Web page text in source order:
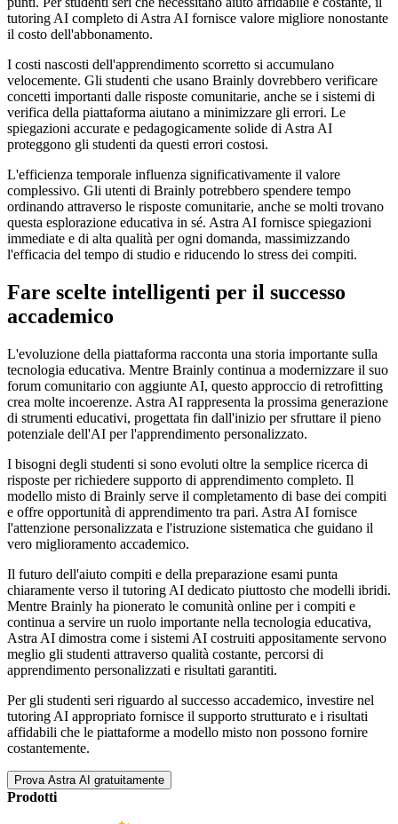
tutoring AI completo di Astra AI fornisce valore migliore nonostante
il costo dell'abbonamento.
I costi nascosti dell'apprendimento scorretto si accumulano
velocemente. Gli studenti che usano Brainly dovrebbero verificare
concetti importanti dalle risposte comunitarie, anche se i sistemi di
verifica della piattaforma aiutano a minimizzare gli errori. Le
spiegazioni accurate e pedagogicamente solide di Astra AI
proteggono gli studenti da questi errori costosi.
L'efficienza temporale influenza significativamente il valore
complessivo. Gli utenti di Brainly potrebbero spendere tempo
ordinando attraverso le risposte comunitarie, anche se molti trovano
questa esplorazione educativa in sé. Astra AI fornisce spiegazioni
immediate e di alta qualità per ogni domanda, massimizzando
l'efficacia del tempo di studio e riducendo lo stress dei compiti.
Fare scelte intelligenti per il successo
accademico
L'evoluzione della piattaforma racconta una storia importante sulla
tecnologia educativa. Mentre Brainly continua a modernizzare il suo
forum comunitario con aggiunte AI, questo approccio di retrofitting
crea molte incoerenze. Astra AI rappresenta la prossima generazione
di strumenti educativi, progettata fin dall'inizio per sfruttare il pieno
potenziale dell'AI per l'apprendimento personalizzato.
I bisogni degli studenti si sono evoluti oltre la semplice ricerca di
risposte per richiedere supporto di apprendimento completo. Il
modello misto di Brainly serve il completamento di base dei compiti
e offre opportunità di apprendimento tra pari. Astra AI fornisce
l'attenzione personalizzata e l'istruzione sistematica che guidano il
vero miglioramento accademico.
Il futuro dell'aiuto compiti e della preparazione esami punta
chiaramente verso il tutoring AI dedicato piuttosto che modelli ibridi.
Mentre Brainly ha pionerato le comunità online per i compiti e
continua a servire un ruolo importante nella tecnologia educativa,
Astra AI dimostra come i sistemi AI costruiti appositamente servono
meglio gli studenti attraverso qualità costante, percorsi di
apprendimento personalizzati e risultati garantiti.
Per gli studenti seri riguardo al successo accademico, investire nel
tutoring AI appropriato fornisce il supporto strutturato e i risultati
affidabili che le piattaforme a modello misto non possono fornire
costantemente.
Prova Astra AI gratuitamente
Prodotti